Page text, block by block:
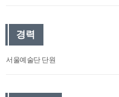
경력
서울예술단 단원